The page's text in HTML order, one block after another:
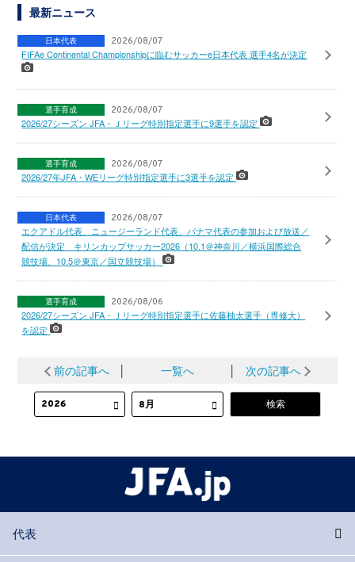
最新ニュース
日本代表 2026/08/07
FIFAe Continental Championshipに臨むサッカーe日本代表 選手4名が決定
選手育成 2026/08/07
2026/27シーズン JFA・Ｊリーグ特別指定選手に9選手を認定
選手育成 2026/08/07
2026/27年JFA・WEリーグ特別指定選手に3選手を認定
日本代表 2026/08/07
エクアドル代表、ニュージーランド代表、パナマ代表の参加および放送／
配信が決定 キリンカップサッカー2026（10.1＠神奈川／横浜国際総合
競技場、10.5＠東京／国立競技場）
選手育成 2026/08/06
2026/27シーズン JFA・Ｊリーグ特別指定選手に佐藤柚太選手（専修大）
を認定
前の記事へ 一覧へ 次の記事へ
代表